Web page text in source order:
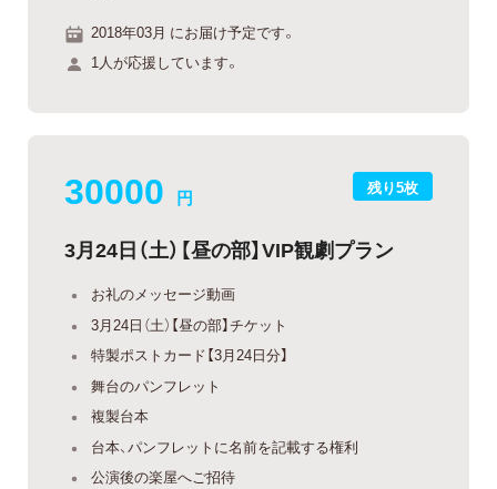
2018年03月 にお届け予定です。
1人が応援しています。
残り5枚
30000 円
3月24日（土）【昼の部】VIP観劇プラン
お礼のメッセージ動画
3月24日（土）【昼の部】チケット
特製ポストカード【3月24日分】
舞台のパンフレット
複製台本
台本、パンフレットに名前を記載する権利
公演後の楽屋へご招待